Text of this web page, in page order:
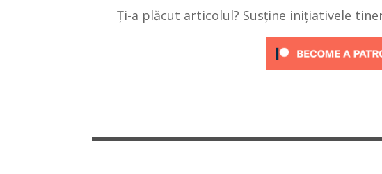
Ți-a plăcut articolul? Susține inițiativele